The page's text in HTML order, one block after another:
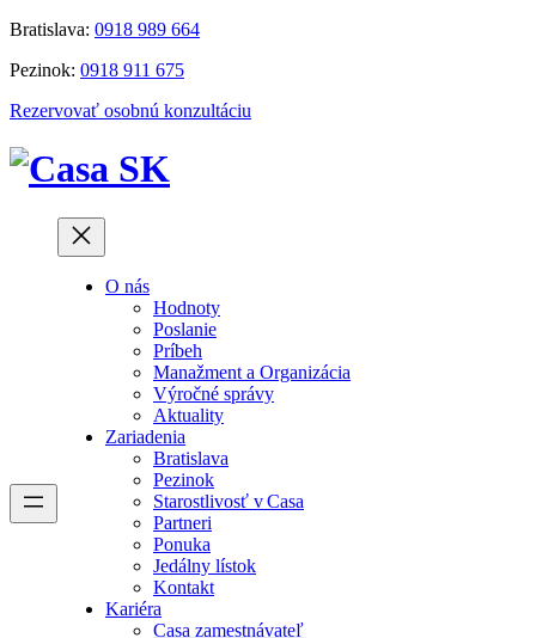
Prejsť
obsah
Bratislava: 0918 989 664
Pezinok: 0918 911 675
Rezervovať osobnú konzultáciu
O nás
Hodnoty
Poslanie
Príbeh
Manažment a Organizácia
Výročné správy
Aktuality
Zariadenia
Bratislava
Pezinok
Starostlivosť v Casa
Partneri
Ponuka
Jedálny lístok
Kontakt
Kariéra
Casa zamestnávateľ